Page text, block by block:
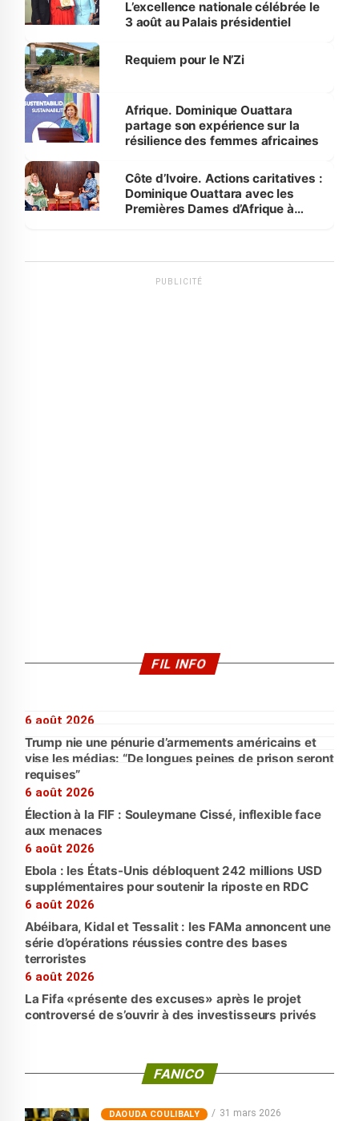
L’excellence nationale célébrée le
3 août au Palais présidentiel
Requiem pour le N’Zi
Afrique. Dominique Ouattara
partage son expérience sur la
résilience des femmes africaines
Côte d’Ivoire. Actions caritatives :
Dominique Ouattara avec les
Premières Dames d’Afrique à
PUBLICITÉ
FIL INFO
6 août 2026
Trump nie une pénurie d’armements américains et
vise les médias: “De longues peines de prison seront
requises”
6 août 2026
Élection à la FIF : Souleymane Cissé, inflexible face
aux menaces
6 août 2026
Ebola : les États-Unis débloquent 242 millions USD
supplémentaires pour soutenir la riposte en RDC
6 août 2026
Abéibara, Kidal et Tessalit : les FAMa annoncent une
série d’opérations réussies contre des bases
terroristes
6 août 2026
La Fifa «présente des excuses» après le projet
controversé de s’ouvrir à des investisseurs privés
FANICO
‎DAOUDA COULIBALY 31 mars 2026